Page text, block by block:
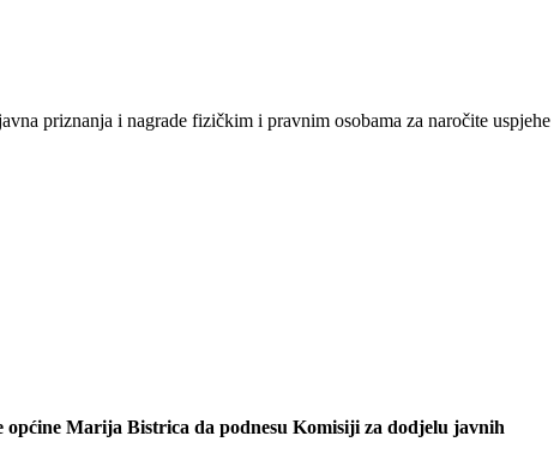
priznanja i nagrade fizičkim i pravnim osobama za naročite uspjehe
Marija Bistrica da podnesu Komisiji za dodjelu javnih